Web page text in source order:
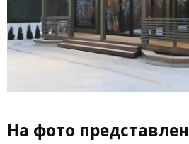
На фото представлен